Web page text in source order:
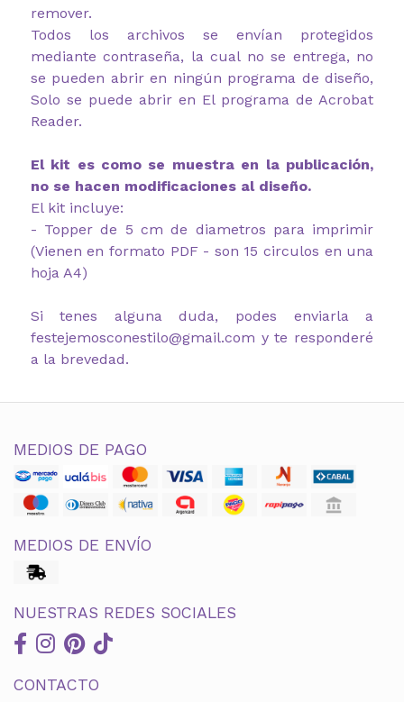
remover.
Todos los archivos se envían protegidos
mediante contraseña, la cual no se entrega, no
se pueden abrir en ningún programa de diseño,
Solo se puede abrir en El programa de Acrobat
Reader.
El kit es como se muestra en la publicación,
no se hacen modificaciones al diseño.
El kit incluye:
- Topper de 5 cm de diametros para imprimir
(Vienen en formato PDF - son 15 circulos en una
hoja A4)
Si tenes alguna duda, podes enviarla a
festejemosconestilo@gmail.com y te responderé
a la brevedad.
MEDIOS DE PAGO
MEDIOS DE ENVÍO
NUESTRAS REDES SOCIALES
CONTACTO